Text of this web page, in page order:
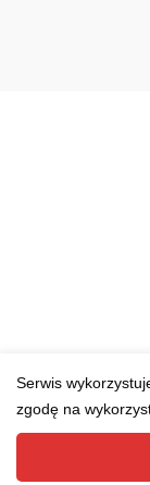
Serwis
zgodę na